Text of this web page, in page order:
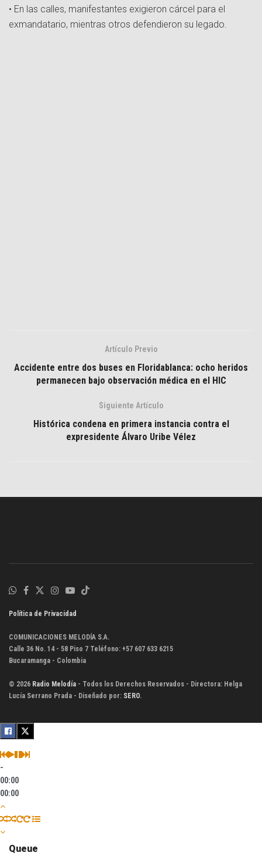
• En las calles, manifestantes exigieron cárcel para el
exmandatario, mientras otros defendieron su legado.
Artículo Previo
Accidente entre dos buses en Floridablanca: ocho heridos
permanecen bajo observación médica en el HIC
Siguiente Artículo
Histórica condena en primera instancia contra el
expresidente Álvaro Uribe Vélez
Política de Privacidad
COMUNICACIONES MELODÍA S.A.
Calle 36 No. 14 - 58 Piso 7 Teléfono: +57 607 633 6215
Bucaramanga - Colombia
© 2026 Radio Melodía - Todos los Derechos Reservados - Directora: Helga
Lucía Serrano Prada - Diseñado por: SERO.
-
00:00
00:00
Queue